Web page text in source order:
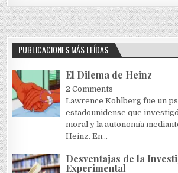
PUBLICACIONES MÁS LEÍDAS
El Dilema de Heinz
2 Comments
Lawrence Kohlberg fue un
estadounidense que
moral y la autonomía
Heinz. En...
Desventajas de la
Experimental